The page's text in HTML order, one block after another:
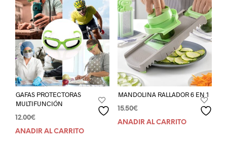
GAFAS PROTECTORAS
MULTIFUNCIÓN
12.00€
AÑADIR AL CARRITO
MANDOLINA RALLADOR 6 EN 1
15.50€
AÑADIR AL CARRITO